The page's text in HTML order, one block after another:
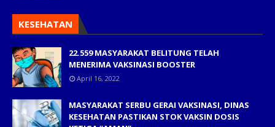
KESEHATAN
22.559 MASYARAKAT BELITUNG TELAH
MENERIMA VAKSINASI BOOSTER
April 16, 2022
MASYARAKAT SERBU GERAI VAKSINASI, DINAS
KESEHATAN PASTIKAN STOK VAKSIN DOSIS